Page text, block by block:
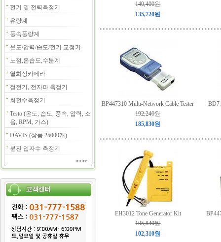
전기 및 전력측정기
유량계
풍속풍량계
온도/압력/습도/전기 교정기
노점,온습도,수분계
열화상카메라
정전기, 전자파 측정기
회전수측정기
Testo (온도, 습도, 풍속, 압력, 소
음, RPM, 가스)
DAVIS (상품 25000개)
분진 입자수 측정기
more
140,400원
135,720원
BP447310 Multi-Network Cable Tester
192,240원
185,830원
BD7
EH3012 Tone Generator Kit
105,840원
102,310원